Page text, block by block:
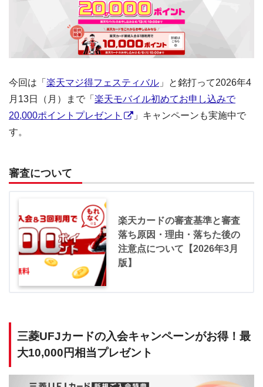
今回は「 楽天マジ得フェスティバル 」と銘打って2026年4
月13日（月）まで「 楽天モバイル初めてお申し込みで
20,000ポイントプレゼント
」キャンペーンも実施中で
す。
審査について
楽天カードの審査基準と審査
落ち原因・理由・落ちた後の
注意点について【2026年3月
版】
三菱UFJカードの入会キャンペーンがお得！最
大10,000円相当プレゼント